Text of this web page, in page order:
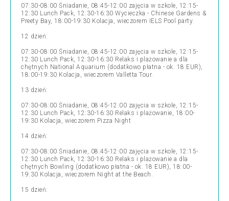
07:30-08:00 Śniadanie, 08:45-12:00 zajęcia w szkole, 12:15-
12:30 Lunch Pack, 12:30-16:30 Wycieczka - Chinese Gardens &
Preety Bay, 18:00-19:30 Kolacja, wieczorem IELS Pool party.
12 dzień:
07:30-08:00 Śniadanie, 08:45-12:00 zajęcia w szkole, 12:15-
12:30 Lunch Pack, 12:30-16:30 Relaks i plażowanie a dla
chętnych National Aquarium (dodatkowo płatna - ok. 18 EUR),
18:00-19:30 Kolacja, wieczorem Valletta Tour.
13 dzień:
07:30-08:00 Śniadanie, 08:45-12:00 zajęcia w szkole, 12:15-
12:30 Lunch Pack, 12:30-16:30 Relaks i plażowanie, 18:00-
19:30 Kolacja, wieczorem Pizza Night
14 dzień:
07:30-08:00 Śniadanie, 08:45-12:00 zajęcia w szkole, 12:15-
12:30 Lunch Pack, 12:30-16:30 Relaks i plażowanie a dla
chętnych Bowling (dodatkowo płatna - ok. 18 EUR), 18:00-
19:30 Kolacja, wieczorem Night at the Beach.
15 dzień: